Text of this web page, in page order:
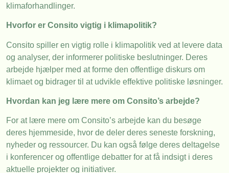
klimaforhandlinger.
Hvorfor er Consito vigtig i klimapolitik?
Consito spiller en vigtig rolle i klimapolitik ved at levere data
og analyser, der informerer politiske beslutninger. Deres
arbejde hjælper med at forme den offentlige diskurs om
klimaet og bidrager til at udvikle effektive politiske løsninger.
Hvordan kan jeg lære mere om Consito’s arbejde?
For at lære mere om Consito’s arbejde kan du besøge
deres hjemmeside, hvor de deler deres seneste forskning,
nyheder og ressourcer. Du kan også følge deres deltagelse
i konferencer og offentlige debatter for at få indsigt i deres
aktuelle projekter og initiativer.